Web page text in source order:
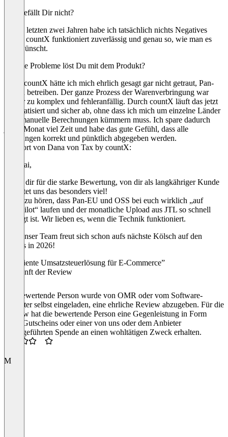
Was gefällt Dir nicht?
In den letzten zwei Jahren habe ich tatsächlich nichts Negatives
erlebt. countX funktioniert zuverlässig und genau so, wie man es
sich wünscht.
Welche Probleme löst Du mit dem Produkt?
Ohne countX hätte ich mich ehrlich gesagt gar nicht getraut, Pan-
EU zu betreiben. Der ganze Prozess der Warenverbringung war
vorher zu komplex und fehleranfällig. Durch countX läuft das jetzt
automatisiert und sicher ab, ohne dass ich mich um einzelne Länder
oder manuelle Berechnungen kümmern muss. Ich spare dadurch
jeden Monat viel Zeit und habe das gute Gefühl, dass alle
Meldungen korrekt und pünktlich abgegeben werden.
Antwort von Dana von Tax by countX:
Hej Kai,
danke dir für die starke Bewertung, von dir als langkähriger Kunde
bedeutet uns das besonders viel!
Mega zu hören, dass Pan-EU und OSS bei euch wirklich „auf
Autopilot“ laufen und der monatliche Upload aus JTL so schnell
erledigt ist. Wir lieben es, wenn die Technik funktioniert.
Und unser Team freut sich schon aufs nächste Kölsch auf den
Events in 2026!
“Effiziente Umsatzsteuerlösung für E-Commerce”
Herkunft der Review
Die bewertende Person wurde von OMR oder vom Software-
Anbieter selbst eingeladen, eine ehrliche Review abzugeben. Für die
Review hat die bewertende Person eine Gegenleistung in Form
eines Gutscheins oder einer von uns oder dem Anbieter
durchgeführten Spende an einen wohltätigen Zweck erhalten.
M